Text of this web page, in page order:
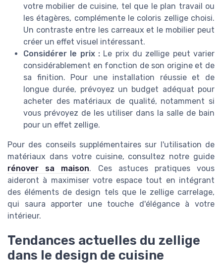
votre mobilier de cuisine, tel que le plan travail ou
les étagères, complémente le coloris zellige choisi.
Un contraste entre les carreaux et le mobilier peut
créer un effet visuel intéressant.
Considérer le prix : Le prix du zellige peut varier
considérablement en fonction de son origine et de
sa finition. Pour une installation réussie et de
longue durée, prévoyez un budget adéquat pour
acheter des matériaux de qualité, notamment si
vous prévoyez de les utiliser dans la salle de bain
pour un effet zellige.
Pour des conseils supplémentaires sur l'utilisation de
matériaux dans votre cuisine, consultez notre guide
rénover sa maison. Ces astuces pratiques vous
aideront à maximiser votre espace tout en intégrant
des éléments de design tels que le zellige carrelage,
qui saura apporter une touche d'élégance à votre
intérieur.
Tendances actuelles du zellige
dans le design de cuisine